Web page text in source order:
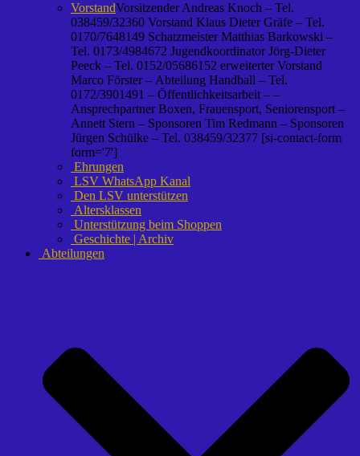
VorstandVorsitzender Andreas Knoch – Tel.
038459/32360 Vorstand Klaus Dieter Gräfe – Tel.
0170/7648149 Schatzmeister Matthias Barkowski –
Tel. 0173/4984672 Jugendkoordinator Jörg-Dieter
Peeck – Tel. 0152/05686152 erweiterter Vorstand
Marco Förster – Abteilung Handball – Tel.
0172/3901491 – Öffentlichkeitsarbeit – –
Ansprechpartner Boxen, Frauensport, Seniorensport –
Annett Stern – Sponsoren Tim Redmann – Sponsoren
Jürgen Schülke – Tel. 038459/32377 [si-contact-form
form='7']
Ehrungen
LSV WhatsApp Kanal
Den LSV unterstützen
Altersklassen
Unterstützung beim Shoppen
Geschichte | Archiv
Abteilungen